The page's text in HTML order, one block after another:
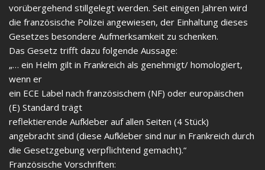
vorübergehend stillgelegt werden. Seit einigen Jahren wird
die französische Polizei angewiesen, der Einhaltung dieses
Gesetzes besondere Aufmerksamkeit zu schenken.
Das Gesetz trifft dazu folgende Aussage:
„… ein Helm gilt in Frankreich als genehmigt/ homologiert,
wenn er
ein ECE Label nach französischem (NF) oder europäischen
(E) Standard trägt
reflektierende Aufkleber auf allen Seiten (4 Stück)
angebracht sind (diese Aufkleber sind nur in Frankreich durch
die Gesetzgebung verpflichtend gemacht).“
Französische Vorschriften: